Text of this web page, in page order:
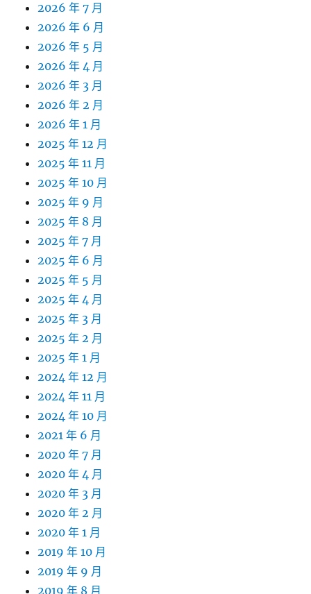
2026 年 7 月
2026 年 6 月
2026 年 5 月
2026 年 4 月
2026 年 3 月
2026 年 2 月
2026 年 1 月
2025 年 12 月
2025 年 11 月
2025 年 10 月
2025 年 9 月
2025 年 8 月
2025 年 7 月
2025 年 6 月
2025 年 5 月
2025 年 4 月
2025 年 3 月
2025 年 2 月
2025 年 1 月
2024 年 12 月
2024 年 11 月
2024 年 10 月
2021 年 6 月
2020 年 7 月
2020 年 4 月
2020 年 3 月
2020 年 2 月
2020 年 1 月
2019 年 10 月
2019 年 9 月
2019 年 8 月